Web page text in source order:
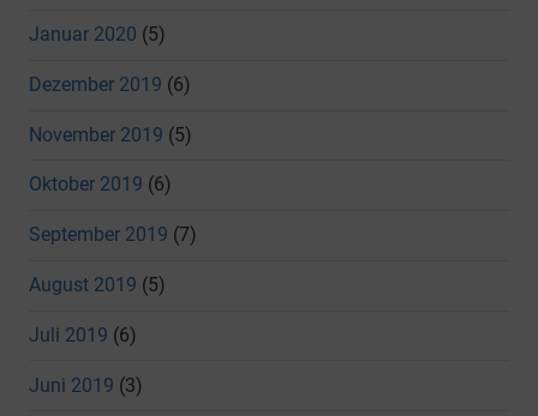
Januar 2020 (5)
Dezember 2019 (6)
November 2019 (5)
Oktober 2019 (6)
September 2019 (7)
August 2019 (5)
Juli 2019 (6)
Juni 2019 (3)